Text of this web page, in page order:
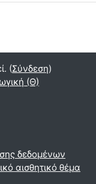
(Σύνδεση)
(Θ)
δεδομένων
αισθητικό θέμα